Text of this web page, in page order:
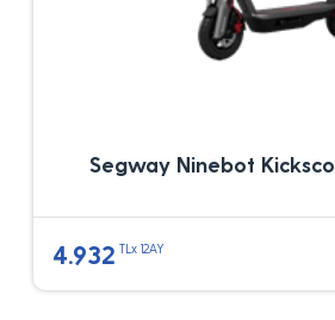
Segway Ninebot
4.932 TLx 12AY